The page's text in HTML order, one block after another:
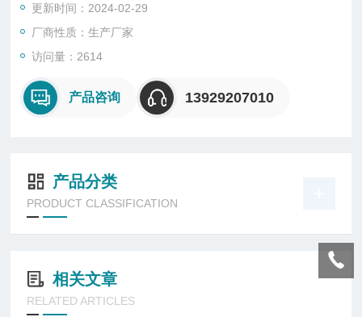
更新时间：2024-02-29
厂商性质：生产厂家
访问量：2614
产品咨询 13929207010
产品分类
PRODUCT CLASSIFICATION
相关文章
RELATED ARTICLES